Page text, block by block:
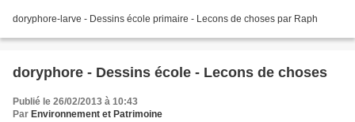
doryphore-larve - Dessins école primaire - Lecons de choses par Raph
doryphore - Dessins école - Lecons de choses
Publié le 26/02/2013 à 10:43
Par Environnement et Patrimoine